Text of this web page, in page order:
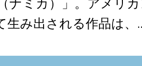
ナミカ）」。アメリ
生み出される作品は、